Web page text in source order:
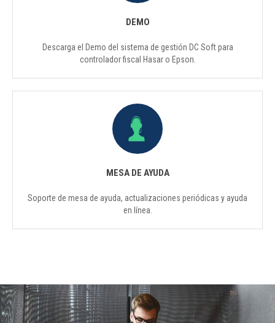
DEMO
Descarga el Demo del sistema de gestión DC Soft para
controlador fiscal Hasar o Epson.
MESA DE AYUDA
Soporte de mesa de ayuda, actualizaciones periódicas y ayuda
en línea.